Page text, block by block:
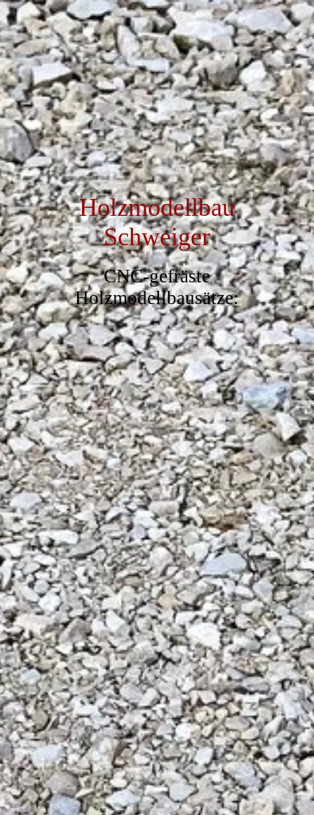
Holzmodellbau
Schweiger
CNC-gefräste
Holzmodellbausätze: